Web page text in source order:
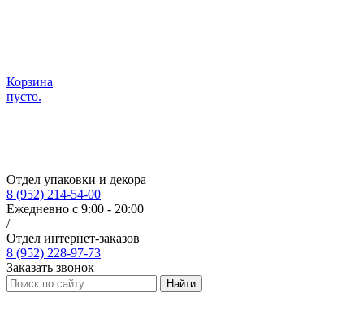
Корзина
пусто.
Отдел упаковки и декора
8 (952) 214-54-00
Ежедневно с 9:00 - 20:00
/
Отдел интернет-заказов
8 (952) 228-97-73
Заказать звонок
Найти